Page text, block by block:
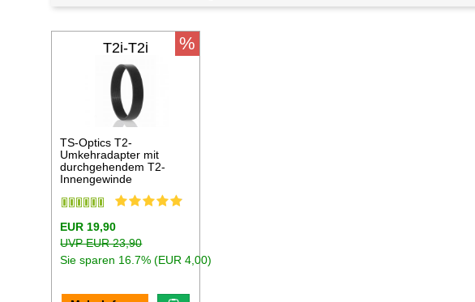
T2i-T2i
TS-Optics T2-
Umkehradapter mit
durchgehendem T2-
Innengewinde
EUR 19,90
UVP EUR 23,90
Sie sparen 16.7% (EUR 4,00)
%